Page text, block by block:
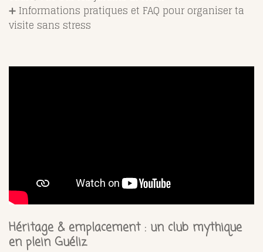
➕ Informations pratiques et FAQ pour organiser ta
visite sans stress
Héritage & emplacement : un club mythique
en plein Guéliz